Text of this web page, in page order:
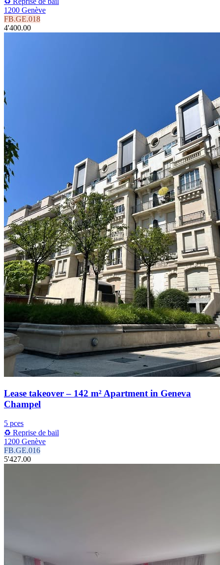
1200 Genève
FB.GE.018
4'400.00
Lease takeover – 142 m² Apartment in Geneva
Champel
5 pces
♻️ Reprise de bail
1200 Genève
FB.GE.016
5'427.00